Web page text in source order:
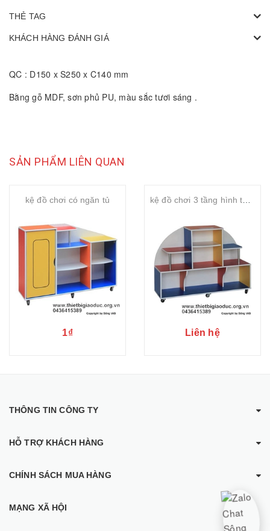
THẺ TAG
KHÁCH HÀNG ĐÁNH GIÁ
QC : D150 x S250 x C140 mm
Bằng gỗ MDF, sơn phủ PU, màu sắc tươi sáng .
SẢN PHẨM LIÊN QUAN
kệ đồ chơi có ngăn tủ
1₫ Liên hệ
THÔNG TIN CÔNG TY
HỖ TRỢ KHÁCH HÀNG
CHÍNH SÁCH MUA HÀNG
MẠNG XÃ HỘI